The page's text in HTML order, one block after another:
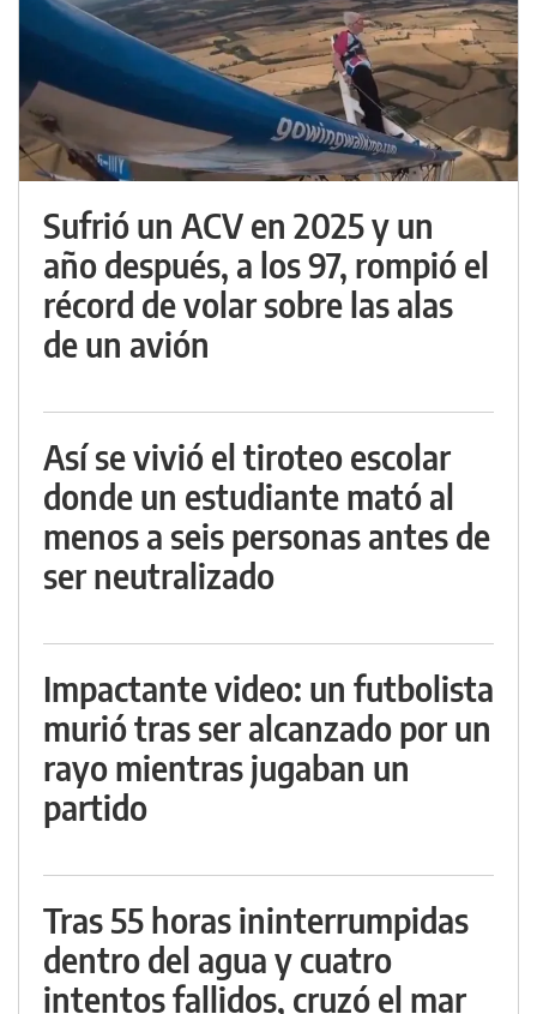
Sufrió un ACV en 2025 y un
año después, a los 97, rompió el
récord de volar sobre las alas
de un avión
Así se vivió el tiroteo escolar
donde un estudiante mató al
menos a seis personas antes de
ser neutralizado
Impactante video: un futbolista
murió tras ser alcanzado por un
rayo mientras jugaban un
partido
Tras 55 horas ininterrumpidas
dentro del agua y cuatro
intentos fallidos, cruzó el mar